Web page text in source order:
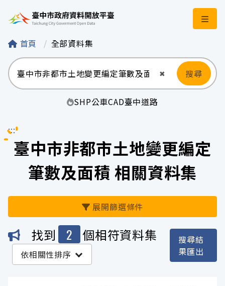
臺中市政府資料開
首頁 全部資料集
✖ 清空輸入
搜尋
SHP公車CAD臺中道路
:::
臺中市非都市土地變更編定
筆數及面積 相關資料集
展開篩選條件
機關找到 2 個相符資料集
依相關性排序
搜尋結
果匯出